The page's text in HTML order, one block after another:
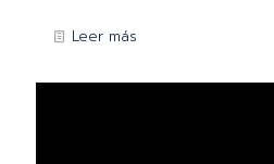
Leer más